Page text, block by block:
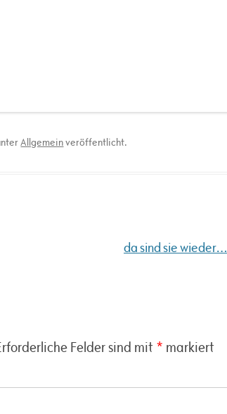
Allgemeinveröffentlicht.
da sind sie wieder…
Felder sind mit * markiert